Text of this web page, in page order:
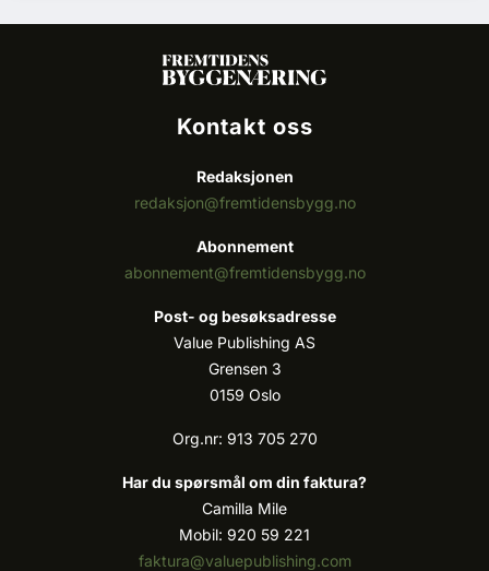
Kontakt oss
Redaksjonen
redaksjon@fremtidensbygg.no
Abonnement
abonnement@fremtidensbygg.no
Post- og besøksadresse
Value Publishing AS
Grensen 3
0159 Oslo
Org.nr: 913 705 270
Har du spørsmål om din faktura?
Camilla Mile
Mobil: 920 59 221
faktura@valuepublishing.com